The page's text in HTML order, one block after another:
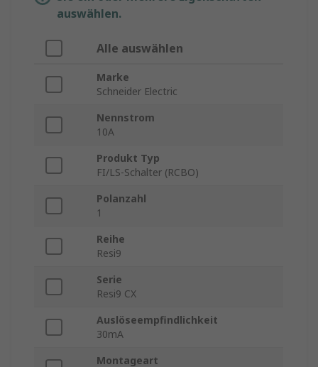
auswählen.
Alle auswählen
Marke
Schneider Electric
Nennstrom
10A
Produkt Typ
FI/LS-Schalter (RCBO)
Polanzahl
1
Reihe
Resi9
Serie
Resi9 CX
Auslöseempfindlichkeit
30mA
Montageart